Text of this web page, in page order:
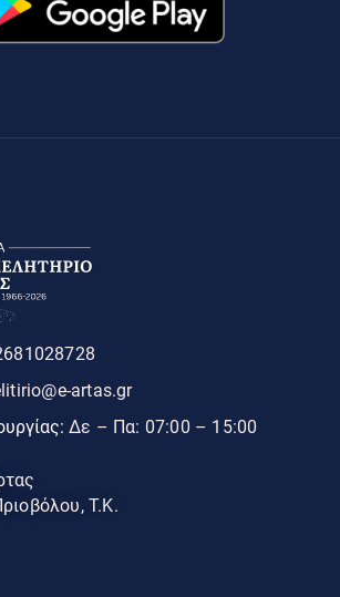
artas.gr
Δε – Πα: 07:00 – 15:00
Τ.Κ.